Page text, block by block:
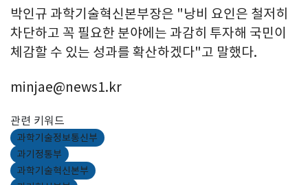
박인규 과학기술혁신본부장은 "낭비 요인은 철저히
차단하고 꼭 필요한 분야에는 과감히 투자해 국민이
체감할 수 있는 성과를 확산하겠다"고 말했다.
minjae@news1.kr
관련 키워드
과학기술정보통신부
과기정통부
과학기술혁신본부